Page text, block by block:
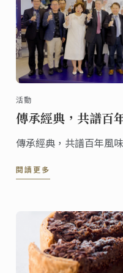
活動
傳承經典，共譜百
傳承經典，共譜百年風
閱讀更多